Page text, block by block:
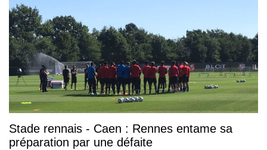
Stade rennais - Caen : Rennes entame sa
préparation par une défaite